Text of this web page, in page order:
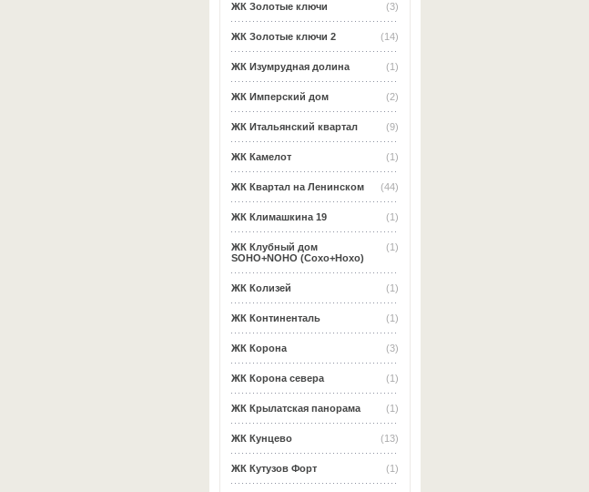
(3)
ЖК Золотые ключи
(14)
ЖК Золотые ключи 2
(1)
ЖК Изумрудная долина
(2)
ЖК Имперский дом
(9)
ЖК Итальянский квартал
(1)
ЖК Камелот
(44)
ЖК Квартал на Ленинском
(1)
ЖК Климашкина 19
(1)
ЖК Клубный дом
SOHO+NOHO (Сохо+Нохо)
(1)
ЖК Колизей
(1)
ЖК Континенталь
(3)
ЖК Корона
(1)
ЖК Корона севера
(1)
ЖК Крылатская панорама
(13)
ЖК Кунцево
(1)
ЖК Кутузов Форт